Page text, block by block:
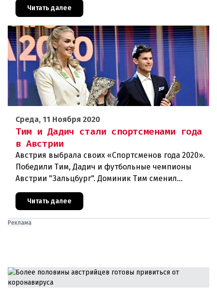
интернете с использованием искус
Читать далее
Среда, 11 Ноября 2020
Тим и Дадич стали спортсменами года
в Австрии
Австрия выбрала своих «Спортсменов года 2020».
Победили Тим, Дадич и футбольные чемпионы
Австрии "Зальцбург". Доминик Тим сменил
постоянного победителя Марселя Хиршера в
ранге Спортсмена года. На выбо
Читать далее
Реклама